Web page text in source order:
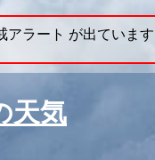
ラート が出ていま
天気